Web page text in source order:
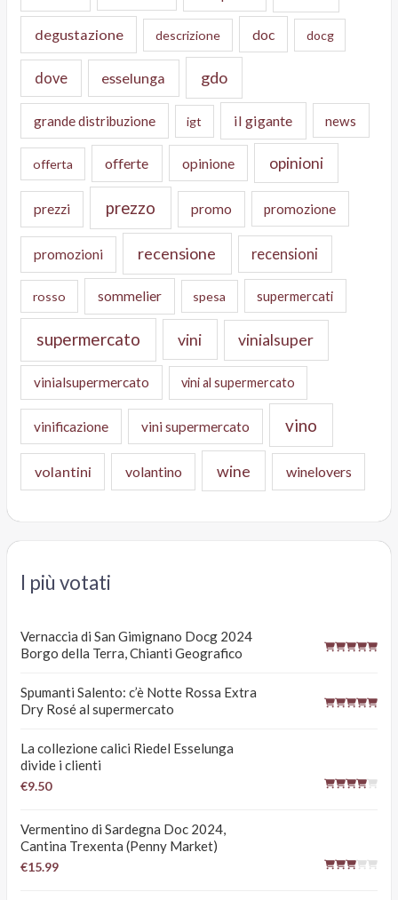
degustazione descrizione doc docg
dove esselunga gdo
grande distribuzione igt il gigante news
offerta offerte opinione opinioni
prezzi prezzo promo promozione
promozioni recensione recensioni
rosso sommelier spesa supermercati
supermercato vini vinialsuper
vinialsupermercato vini al supermercato
vinificazione vini supermercato vino
volantini volantino wine winelovers
I più votati
Vernaccia di San Gimignano Docg 2024
Borgo della Terra, Chianti Geografico
Spumanti Salento: c’è Notte Rossa Extra
Dry Rosé al supermercato
La collezione calici Riedel Esselunga
divide i clienti
€9.50
Vermentino di Sardegna Doc 2024,
Cantina Trexenta (Penny Market)
€15.99